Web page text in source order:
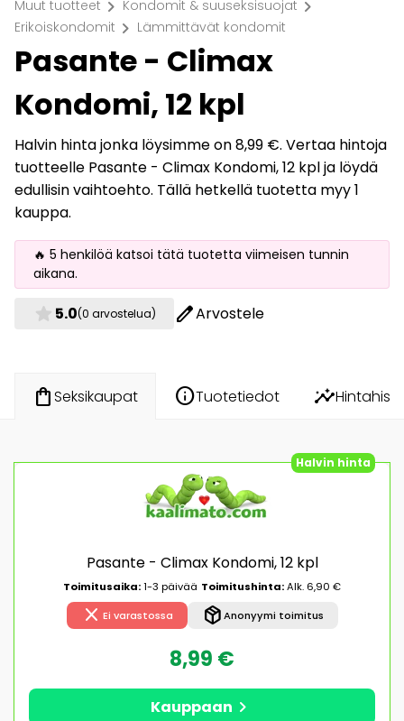
Muut tuotteet chevron_right Kondomit & suuseksisuojat chevron_right
Erikoiskondomit chevron_right Lämmittävät kondomit
Pasante - Climax
Kondomi, 12 kpl
Halvin hinta jonka löysimme on 8,99 €. Vertaa hintoja
tuotteelle Pasante - Climax Kondomi, 12 kpl ja löydä
edullisin vaihtoehto. Tällä hetkellä tuotetta myy 1
kauppa.
🔥 5 henkilöä katsoi tätä tuotetta viimeisen tunnin
aikana.
star 5.0(0 arvostelua) editArvostele
shopping_bagSeksikaupat infoTuotetiedot insights
Halvin hinta
Pasante - Climax Kondomi, 12 kpl
Toimitusaika:1-3 päivää Toimitushinta:Alk. 6,90 €
close Ei varastossa package_2Anonyymi toimitus
8,99 €
Kauppaan chevron_right